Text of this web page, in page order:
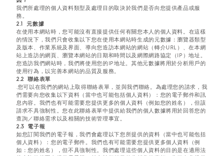
我們所處理的個人資料類型及處理目的取決於我們是否向您提供產品或服
務。
2.1 元數據
在使用本網站時，您可能沒有直接提供任何有關您本人的個人資料。在這樣
的情況下，我們只會收集以下您在使用本網站時生成的元數據：瀏覽器類型
及版本、作業系統及界面、導向您造訪本網站的網站（轉介URL）、在本網
站上造訪的網頁、瀏覽本網站的日期和時間以及網際網路協定（IP）地址。
您造訪我們網站時，我們將使用您的IP地址。其他元數據將用於分析用戶的
使用行為，以完善本網站的品質及服務。
2.2 聯絡表單
.您可以在我們的網站上取得聯絡表單，並與我們聯絡。為處理您的請求，我
們需要向您收集以下資料（當中也可能包括個人資料）：您的電子郵件和訊
息內容。我們也有可能需要您提供更多的個人資料（例如您的姓名），但該
請求不具強制性。您在此聯絡表單中提供給我們的個人數據將用於回答您的
查詢／聯絡需求以及相關的技術管理事宜。
2.3 電子報
如您訂閱我們的電子報，我們會處理以下您所提供的資料（當中也可能包括
個人資料）：您的電子郵件。我們也有可能需要您提供更多個人資料（例
如：您的姓名），但不具強制性。我們處理這些個人資料的目的是在適用法